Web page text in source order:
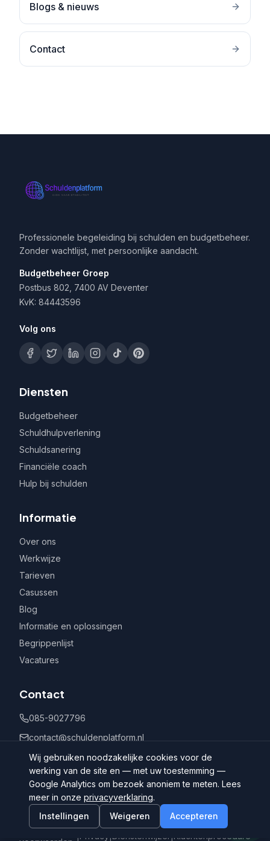
Blogs & nieuws
Contact
Professionele begeleiding bij schulden en budgetbeheer.
Zonder wachtlijst, met persoonlijke aandacht.
Budgetbeheer Groep
Postbus 802, 7400 AV Deventer
KvK: 84443596
Volg ons
Diensten
Budgetbeheer
Schuldhulpverlening
Schuldsanering
Financiële coach
Hulp bij schulden
Informatie
Over ons
Werkwijze
Tarieven
Casussen
Blog
Informatie en oplossingen
Begrippenlijst
Vacatures
Contact
085-9027796
contact@schuldenplatform.nl
Postbus 802, 7400 AV Deventer
©
Schuldenplatform.nl
Algemene
|Privacy |Dienstenwijzer |Klachtenprocedure
Wij gebruiken noodzakelijke cookies voor de
werking van de site en — met uw toestemming —
Google Analytics om bezoek anoniem te meten. Lees
meer in onze privacyverklaring.
Instellingen
Weigeren Accepteren